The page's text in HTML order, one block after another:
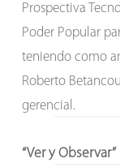
Prospectiva
Poder Popular
teniendo como
Roberto
gerencial.
“Ver y Observar”